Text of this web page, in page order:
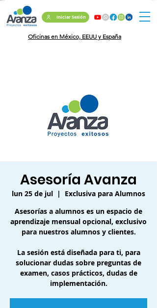
Iniciar Sesión
Oficinas en México, EEUU y España
Asesoría Avanza
lun 25 de jul
  |
Exclusiva para Alumnos
Asesorías a alumnos es un espacio de
aprendizaje mensual opcional, exclusivo
para nuestros alumnos y clientes.
La sesión está diseñada para ti, para
solucionar dudas sobre preguntas de
examen, casos prácticos, dudas de
implementación.